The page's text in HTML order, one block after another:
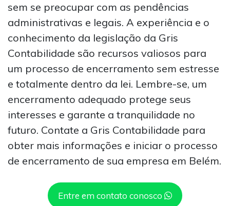
sem se preocupar com as pendências
administrativas e legais. A experiência e o
conhecimento da legislação da Gris
Contabilidade são recursos valiosos para
um processo de encerramento sem estresse
e totalmente dentro da lei. Lembre-se, um
encerramento adequado protege seus
interesses e garante a tranquilidade no
futuro. Contate a Gris Contabilidade para
obter mais informações e iniciar o processo
de encerramento de sua empresa em Belém.
Entre em contato conosco